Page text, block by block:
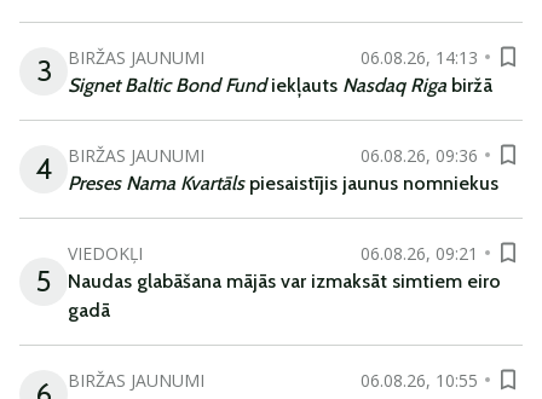
3 BIRŽAS JAUNUMI
06.08.26, 14:13
Signet Baltic Bond Fundiekļauts Nasdaq Riga biržā
4 BIRŽAS JAUNUMI
06.08.26, 09:36
Preses Nama Kvartāls piesaistījis jaunus nomniekus
5
VIEDOKĻI
06.08.26, 09:21
Naudas glabāšana mājās var izmaksāt simtiem eiro
gadā
BIRŽAS JAUNUMI
06.08.26, 10:55